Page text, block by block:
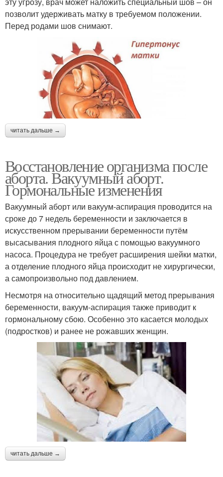
позволит удерживать матку в требуемом положении.
Перед родами шов снимают.
читать дальше →
Восстановление организма после
аборта. Вакуумный аборт.
Гормональные изменения
Вакуумный аборт или вакуум-аспирация проводится на
сроке до 7 недель беременности и заключается в
искусственном прерывании беременности путём
высасывания плодного яйца с помощью вакуумного
насоса. Процедура не требует расширения шейки матки,
а отделение плодного яйца происходит не хирургически,
а самопроизвольно под давлением.
Несмотря на относительно щадящий метод прерывания
беременности, вакуум-аспирация также приводит к
гормональному сбою. Особенно это касается молодых
(подростков) и ранее не рожавших женщин.
читать дальше →